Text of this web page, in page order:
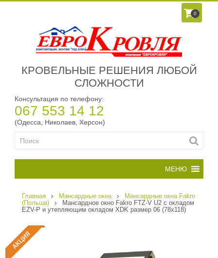
0
КРОВЕЛЬНЫЕ РЕШЕНИЯ ЛЮБОЙ
СЛОЖНОСТИ
Консультация по телефону:
067 553 14 12
(Одесса, Николаев, Херсон)
Главная Мансардные окна
Мансардные окна Fakro
(Польша)
Мансардное окно Fakro FTZ-V U2 c окладом
EZV-P и утепляющим окладом XDK размер 06 (78х118)